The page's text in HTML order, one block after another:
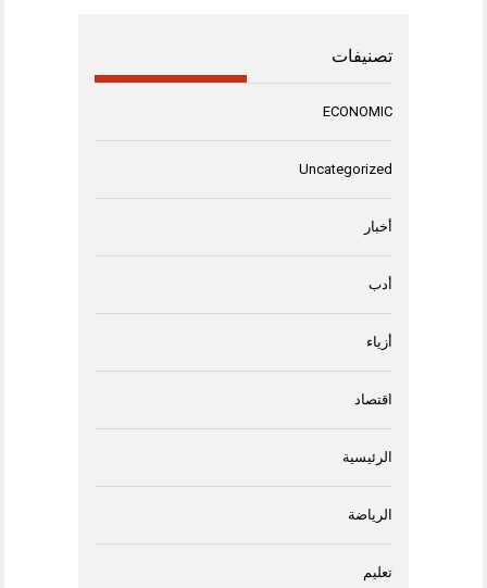
تصنيفات
ECONOMIC
Uncategorized
أخبار
أدب
أزياء
اقتصاد
الرئيسية
الرياضة
تعليم